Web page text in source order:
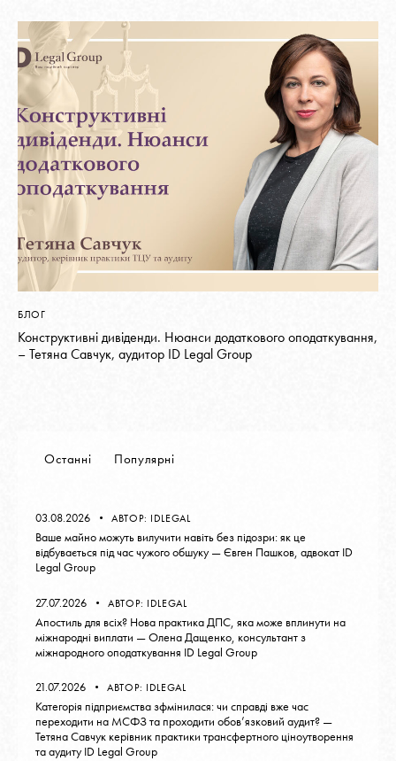
БЛОГ
Конструктивні дивіденди. Нюанси додаткового оподаткування,
– Тетяна Савчук, аудитор ID Legal Group
Останні Популярні
03.08.2026 АВТОР: IDLEGAL
Ваше майно можуть вилучити навіть без підозри: як це
відбувається під час чужого обшуку — Євген Пашков, адвокат ID
Legal Group
27.07.2026 АВТОР: IDLEGAL
Апостиль для всіх? Нова практика ДПС, яка може вплинути на
міжнародні виплати — Олена Дащенко, консультант з
міжнародного оподаткування ID Legal Group
21.07.2026 АВТОР: IDLEGAL
Категорія підприємства зфмінилася: чи справді вже час
переходити на МСФЗ та проходити обов’язковий аудит? —
Тетяна Савчук керівник практики трансфертного ціноутворення
та аудиту ID Legal Group